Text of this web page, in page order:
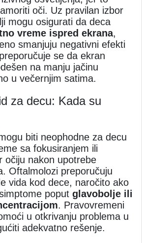
oči. Uz pravilan izbor
mogu osigurati da deca
vreme ispred ekrana,
smanjuju negativni efekti
se da ekran
na manju jačinu
u večernjim satima.
za decu: Kada su
biti neophodne za decu
sa fokusiranjem ili
očiju nakon upotrebe
Oftalmolozi preporučuju
vida kod dece, naročito ako
poput glavobolje ili
. Pravovremeni
u otkrivanju problema u
adekvatno rešenje.